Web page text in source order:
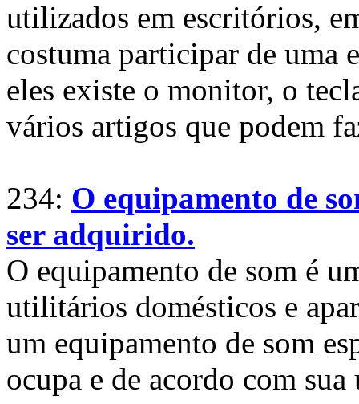
utilizados em escritórios,
costuma participar de uma
eles existe o monitor, o
vários artigos que podem
234: O equipamento de
ser adquirido.
O equipamento de som é
utilitários domésticos e
um equipamento de som
ocupa e de acordo com